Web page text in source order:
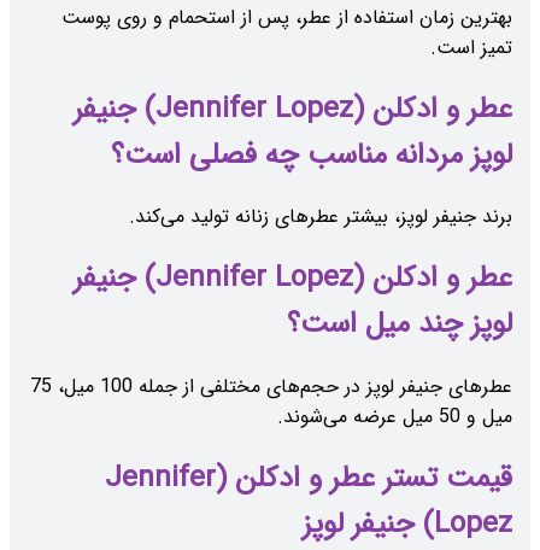
بهترین زمان استفاده از عطر، پس از استحمام و روی پوست
تمیز است.
عطر و ادکلن (Jennifer Lopez) جنیفر
لوپز مردانه مناسب چه فصلی است؟
برند جنیفر لوپز، بیشتر عطرهای زنانه تولید می‌کند.
عطر و ادکلن (Jennifer Lopez) جنیفر
لوپز چند میل است؟
عطرهای جنیفر لوپز در حجم‌های مختلفی از جمله 100 میل، 75
میل و 50 میل عرضه می‌شوند.
قیمت تستر عطر و ادکلن (Jennifer
Lopez) جنیفر لوپز